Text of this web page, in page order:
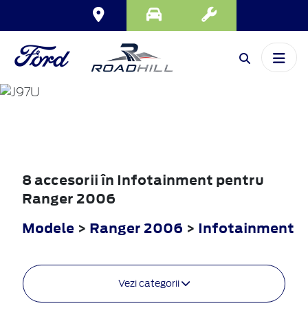
RANGER
8 accesorii în Infotainment pentru
Ranger 2006
Modele > Ranger 2006 > Infotainment
Vezi categorii